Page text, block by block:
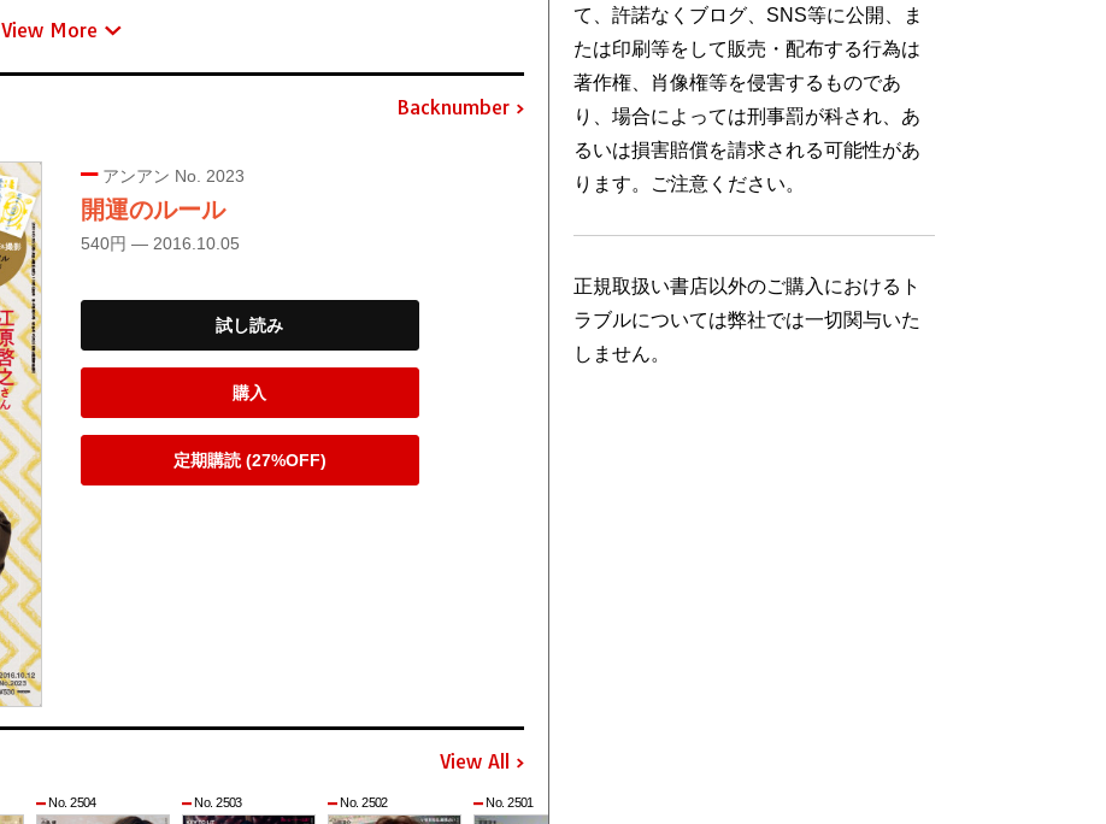
View More
Backnumber
アンアン No. 2023
開運のルール
540円 — 2016.10.05
試し読み
購入
定期購読 (27%OFF)
View All
No. 2504 No. 2503 No. 2502 No. 2501
て、許諾なくブログ、SNS等に公開、ま
たは印刷等をして販売・配布する行為は
著作権、肖像権等を侵害するものであ
り、場合によっては刑事罰が科され、あ
るいは損害賠償を請求される可能性があ
ります。ご注意ください。
正規取扱い書店以外のご購入におけるト
ラブルについては弊社では一切関与いた
しません。